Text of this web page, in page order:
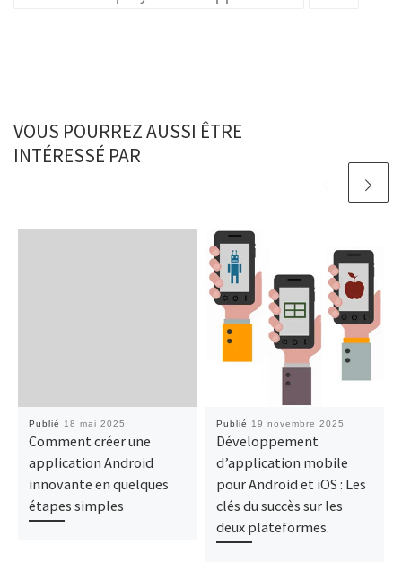
VOUS POURREZ AUSSI ÊTRE
INTÉRESSÉ PAR
Publié 18 mai 2025
Comment créer une
application Android
innovante en quelques
étapes simples
Publié 19 novembre 2025
Développement
d’application mobile
pour Android et iOS : Les
clés du succès sur les
deux plateformes.